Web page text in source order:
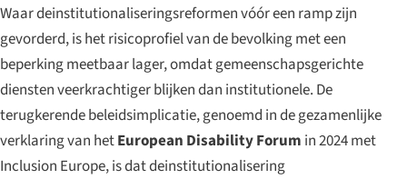
Waar deinstitutionaliseringsreformen vóór een ramp zijn
gevorderd, is het risicoprofiel van de bevolking met een
beperking meetbaar lager, omdat gemeenschapsgerichte
diensten veerkrachtiger blijken dan institutionele. De
terugkerende beleidsimplicatie, genoemd in de gezamenlijke
verklaring van hetEuropean Disability Forum in 2024 met
Inclusion Europe, is datdeinstitutionalisering